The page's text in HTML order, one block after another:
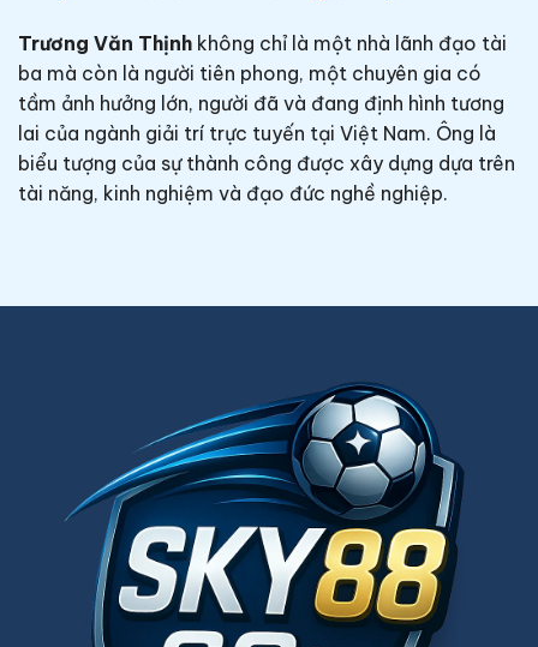
Trương Văn Thịnh không chỉ là một nhà lãnh đạo tài
ba mà còn là người tiên phong, một chuyên gia có
tầm ảnh hưởng lớn, người đã và đang định hình tương
lai của ngành giải trí trực tuyến tại Việt Nam. Ông là
biểu tượng của sự thành công được xây dựng dựa trên
tài năng, kinh nghiệm và đạo đức nghề nghiệp.